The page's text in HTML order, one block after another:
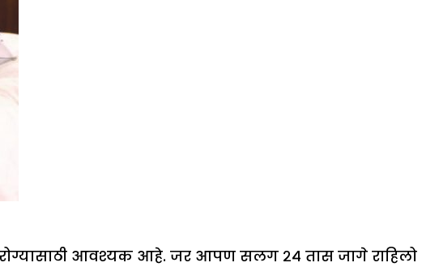
आवश्यक आहे. जर आपण सलग २४ तास जागे राहिलो